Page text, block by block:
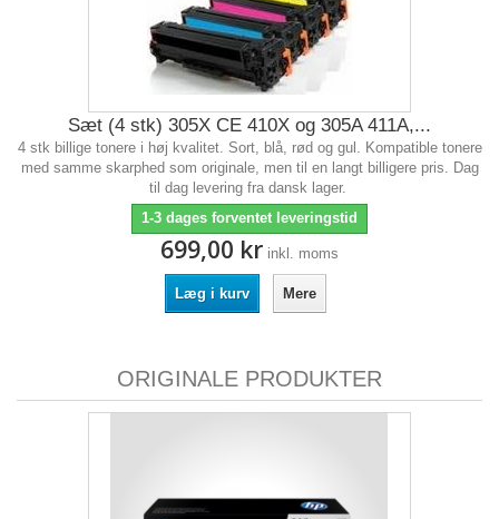
Sæt (4 stk) 305X CE 410X og 305A 411A,...
4 stk billige tonere i høj kvalitet. Sort, blå, rød og gul. Kompatible tonere
med samme skarphed som originale, men til en langt billigere pris. Dag
til dag levering fra dansk lager.
1-3 dages forventet leveringstid
699,00 kr inkl. moms
Læg i kurv Mere
ORIGINALE PRODUKTER